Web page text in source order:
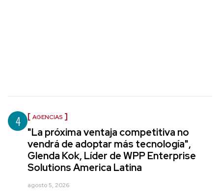
4 AGENCIAS
"La próxima ventaja competitiva no
vendrá de adoptar más tecnología",
Glenda Kok, Líder de WPP Enterprise
Solutions America Latina
agosto 5, 2026